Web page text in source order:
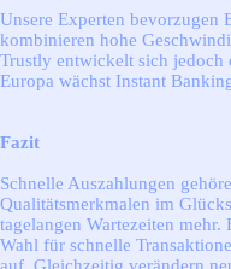
Unsere Experten bevorzugen
kombinieren hohe
Trustly entwickelt sich jedoch
Europa wächst Instant
Fazit
Schnelle Auszahlungen
Qualitätsmerkmalen im
tagelangen Wartezeiten
Wahl für schnelle